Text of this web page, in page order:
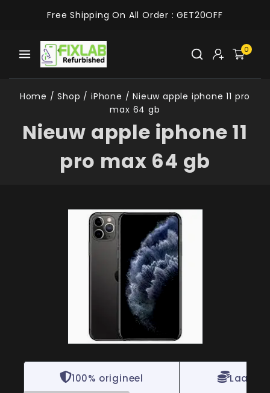
Free Shipping On All Order : GET20OFF
0
Home / Shop / iPhone / Nieuw apple iphone 11 pro
max 64 gb
Nieuw apple iphone 11
pro max 64 gb
100% origineel